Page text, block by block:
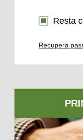
Resta
Recupera